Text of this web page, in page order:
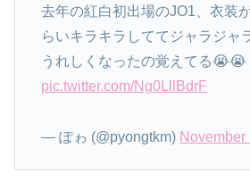
去年の紅白初出場のJO1、衣装
らいキラキラしててジャラジャ
うれしくなったの覚えてる😭😭
pic.twitter.com/Ng0LllBdrF
— ぽゎ (@pyongtkm) November